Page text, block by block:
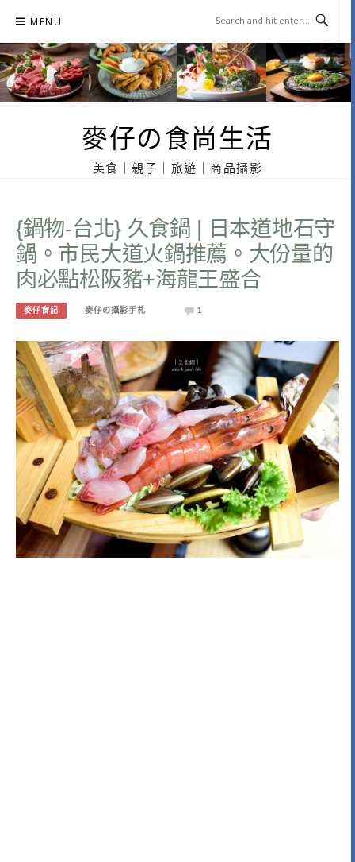
content
MENU
麥仔の食尚生活
美食｜親子｜旅遊｜商品攝影
{鍋物-台北} 久食鍋 | 日本道地石守
鍋。市民大道火鍋推薦。大份量的
肉必點松阪豬+海龍王盛合
麥仔食記 麥仔の攝影手札 1